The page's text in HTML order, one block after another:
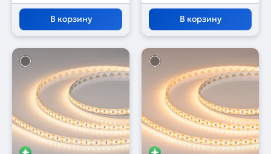
В корзину В корзину